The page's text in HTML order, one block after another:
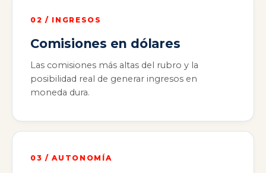
02 / INGRESOS
Comisiones en dólares
Las comisiones más altas del rubro y la
posibilidad real de generar ingresos en
moneda dura.
03 / AUTONOMÍA